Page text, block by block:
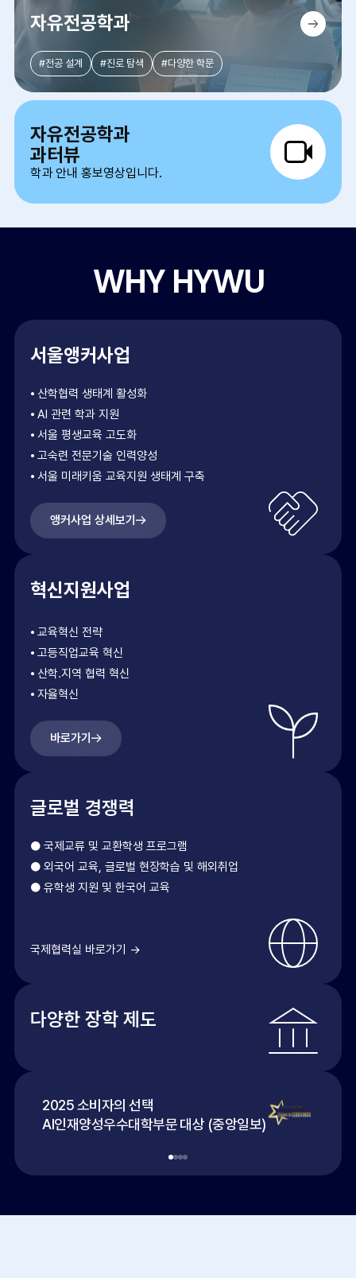
자유전공학과
#전공 설계 #진로 탐색 #다양한 학문
학과 홈페이지 바로가기
자유전공학과
과터뷰
학과 안내 홍보영상입니다.
WHY HYWU
서울앵커사업
⦁ 산학협력 생태계 활성화
⦁ AI 관련 학과 지원
⦁ 서울 평생교육 고도화
⦁ 고숙련 전문기술 인력양성
⦁ 서울 미래키움 교육지원 생태계 구축
앵커사업 상세보기
혁신지원사업
⦁ 교육혁신 전략
⦁ 고등직업교육 혁신
⦁ 산학.지역 협력 혁신
⦁ 자율혁신
바로가기
글로벌 경쟁력
● 국제교류 및 교환학생 프로그램
● 외국어 교육, 글로벌 현장학습 및 해외취업
● 유학생 지원 및 한국어 교육
국제협력실 바로가기 →
다양한 장학 제도
2025 소비자의 선택
AI인재양성우수대학부문 대상 (중앙일보)